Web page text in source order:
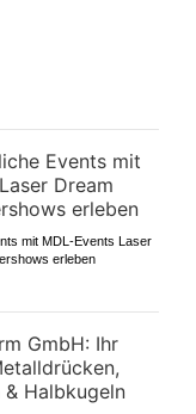
mit MDL-Events Laser
erleben